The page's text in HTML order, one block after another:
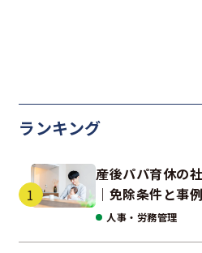
ランキング
産後パパ育休の
｜免除条件と事
説人事・労務管理